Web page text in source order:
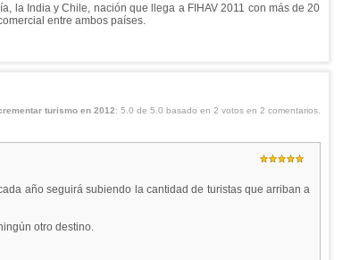
la India y Chile, nación que llega a FIHAV 2011 con más de 20
entre ambos países.
turismo en 2012: 5.0 de 5.0 basado en 2 votos en 2 comentarios.
año seguirá subiendo la cantidad de turistas que arriban a
otro destino.